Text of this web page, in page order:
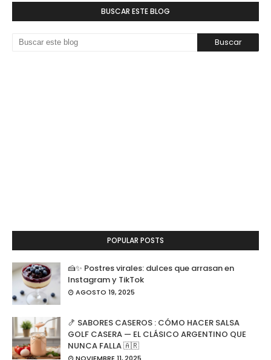
BUSCAR ESTE BLOG
POPULAR POSTS
🍰✨ Postres virales: dulces que arrasan en
Instagram y TikTok
AGOSTO 19, 2025
🍤 SABORES CASEROS : CÓMO HACER SALSA
GOLF CASERA — EL CLÁSICO ARGENTINO QUE
NUNCA FALLA 🇦🇷